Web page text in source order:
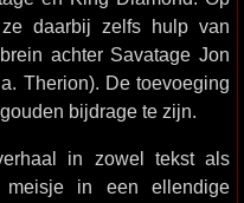
daarbij zelfs hulp van
achter Savatage Jon
Therion). De toevoeging
bijdrage te zijn.
in zowel tekst als
meisje in een ellendige